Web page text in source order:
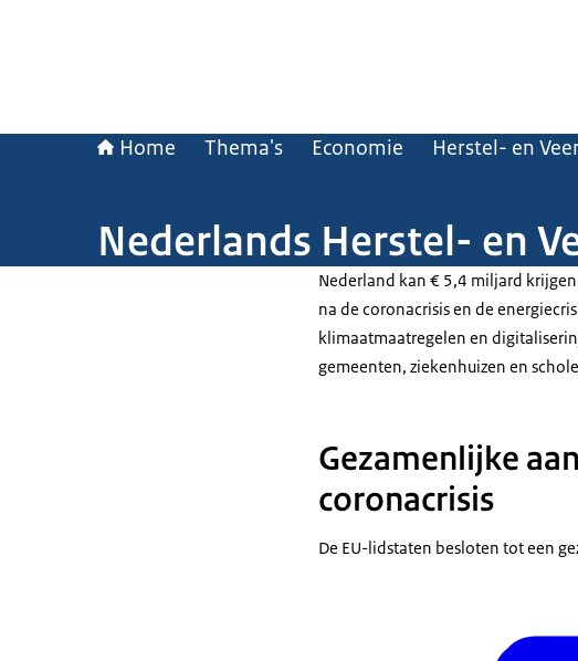
Home Thema's Economie Herstel- en
Nederlands Herstel- en
Nederland kan € 5,4 miljard
na de coronacrisis en de
klimaatmaatregelen en
gemeenten, ziekenhuizen en
Gezamenlijke
coronacrisis
De EU-lidstaten besloten tot een